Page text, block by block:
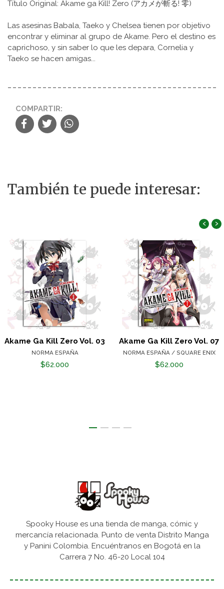
Título Original: Akame ga Kill! Zero (アカメが斬る! 零)
Las asesinas Babala, Taeko y Chelsea tienen por objetivo
encontrar y eliminar al grupo de Akame. Pero el destino es
caprichoso, y sin saber lo que les depara, Cornelia y
Taeko se hacen amigas...
COMPARTIR:
También te puede interesar:
Akame Ga Kill Zero Vol. 03
NORMA ESPAÑA
$62.000
Akame Ga Kill Zero Vol. 07
NORMA ESPAÑA / SQUARE ENIX
$62.000
‹ ›
Spooky House es una tienda de manga, cómic y
mercancía relacionada. Punto de venta Distrito Manga
y Panini Colombia. Encuéntranos en Bogotá en la
Carrera 7 No. 46-20 Local 104